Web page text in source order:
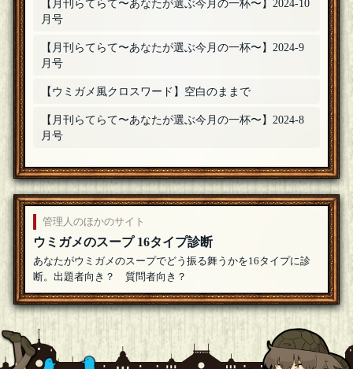
【月刊らてらて〜あなたが選ぶ今月の一杯〜】2024-10
月号
【月刊らてらて〜あなたが選ぶ今月の一杯〜】2024-9
月号
【ウミガメ風クロスワード】空白のままで
【月刊らてらて〜あなたが選ぶ今月の一杯〜】2024-8
月号
管理人のほかのサイト
ウミガメのスープ 16タイプ診断
あなたがウミガメのスープでどう振る舞うかを16タイプに診
断。出題者向き？ 質問者向き？